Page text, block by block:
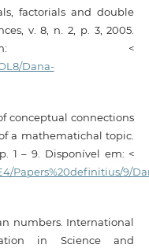
factorials and double
v. 8, n. 2, p. 3, 2005.
em: <
Dana-
conceptual connections
a mathematichal topic.
1 – 9. Disponível em: <
Papers%20definitius/9/
numbers. International
in Science and